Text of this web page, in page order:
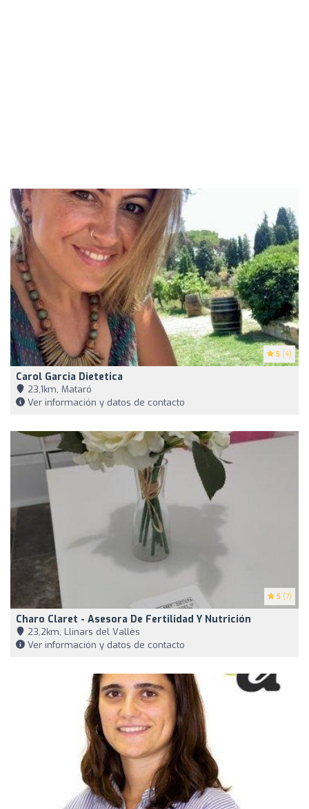
5 (4)
Carol Garcia Dietetica
23,1km, Mataró
Ver información y datos de contacto
5 (7)
Charo Claret - Asesora De Fertilidad Y Nutrición
23,2km, Llinars del Vallès
Ver información y datos de contacto